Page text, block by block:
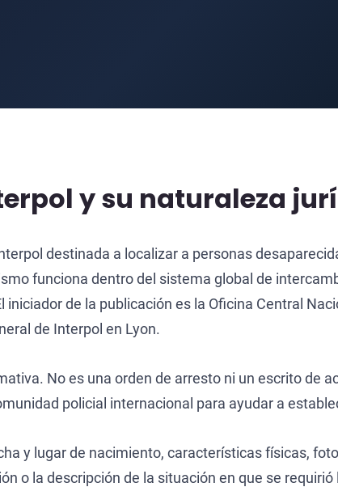
y su naturaleza
destinada a localizar a personas
funciona dentro del sistema global de
de la publicación es la Oficina Central
de Interpol en Lyon.
No es una orden de arresto ni un escrito de
policial internacional para ayudar a
y lugar de nacimiento, características físicas,
o la descripción de la situación en que se